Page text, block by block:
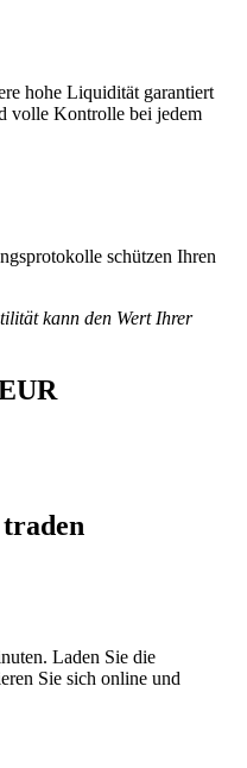
hohe Liquidität garantiert
volle Kontrolle bei jedem
schützen Ihren
kann den Wert Ihrer
Laden Sie die
Sie sich online und